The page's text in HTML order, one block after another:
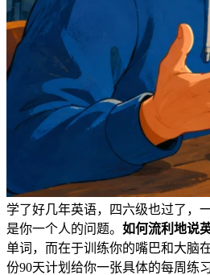
学了好几年英语，四六级也过了
是你一个人的问题。 如何流利地说
单词，而在于训练你的嘴巴和大脑
份90天计划给你一张具体的每周练